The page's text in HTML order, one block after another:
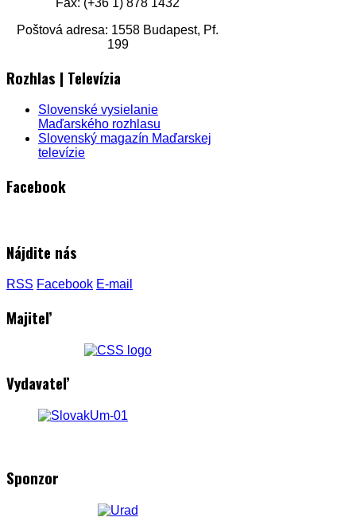
Fax: (+36 1) 878 1432
Poštová adresa: 1558 Budapest, Pf.
199
Rozhlas | Televízia
Slovenské vysielanie
Maďarského rozhlasu
Slovenský magazín Maďarskej
televízie
Facebook
Nájdite nás
RSS Facebook E-mail
Majiteľ
Vydavateľ
Sponzor